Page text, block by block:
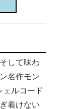
して味わ
名作モン
ルコード
着けない